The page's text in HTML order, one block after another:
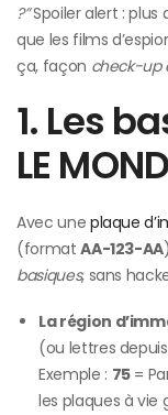
?”Spoiler alert : plus
que les films
ça, façon check-up
1. Les
LE
Avec une plaque
(formatAA-123-AA
basiques, sans
La région
(ou lettres
Exemple : 75=
les plaques à